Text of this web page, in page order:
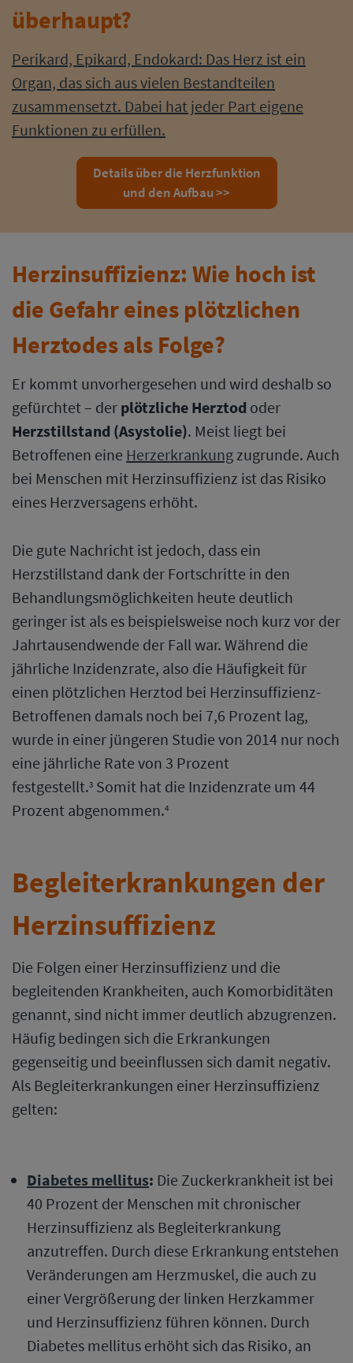
überhaupt?
Perikard, Epikard, Endokard: Das Herz ist ein
Organ, das sich aus vielen Bestandteilen
zusammensetzt. Dabei hat jeder Part eigene
Funktionen zu erfüllen.
Details über die Herzfunktion
und den Aufbau >>
Herzinsuffizienz: Wie hoch ist
die Gefahr eines plötzlichen
Herztodes als Folge?
Er kommt unvorhergesehen und wird deshalb so
gefürchtet – der plötzliche Herztod oder
Herzstillstand (Asystolie). Meist liegt bei
Betroffenen eine Herzerkrankung zugrunde. Auch
bei Menschen mit Herzinsuffizienz ist das Risiko
eines Herzversagens erhöht.
Die gute Nachricht ist jedoch, dass ein
Herzstillstand dank der Fortschritte in den
Behandlungsmöglichkeiten heute deutlich
geringer ist als es beispielsweise noch kurz vor der
Jahrtausendwende der Fall war. Während die
jährliche Inzidenzrate, also die Häufigkeit für
einen plötzlichen Herztod bei Herzinsuffizienz-
Betroffenen damals noch bei 7,6 Prozent lag,
wurde in einer jüngeren Studie von 2014 nur noch
eine jährliche Rate von 3 Prozent
festgestellt.3 Somit hat die Inzidenzrate um 44
Prozent abgenommen.4
Begleiterkrankungen der
Herzinsuffizienz
Die Folgen einer Herzinsuffizienz und die
begleitenden Krankheiten, auch Komorbiditäten
genannt, sind nicht immer deutlich abzugrenzen.
Häufig bedingen sich die Erkrankungen
gegenseitig und beeinflussen sich damit negativ.
Als Begleiterkrankungen einer Herzinsuffizienz
gelten:
Diabetes mellitus: Die Zuckerkrankheit ist bei
40 Prozent der Menschen mit chronischer
Herzinsuffizienz als Begleiterkrankung
anzutreffen. Durch diese Erkrankung entstehen
Veränderungen am Herzmuskel, die auch zu
einer Vergrößerung der linken Herzkammer
und Herzinsuffizienz führen können. Durch
Diabetes mellitus erhöht sich das Risiko, an